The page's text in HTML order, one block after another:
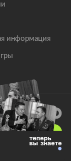
информация